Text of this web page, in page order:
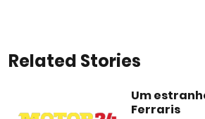
Related Stories
Um
Ferraris